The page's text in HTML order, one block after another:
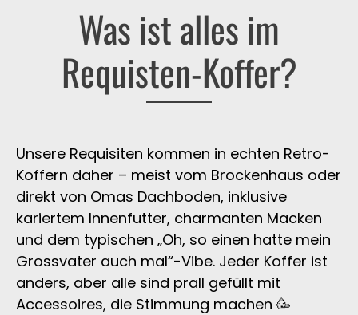
Was ist alles im
Requisten-Koffer?
Unsere Requisiten kommen in echten Retro-
Koffern daher – meist vom Brockenhaus oder
direkt von Omas Dachboden, inklusive
kariertem Innenfutter, charmanten Macken
und dem typischen „Oh, so einen hatte mein
Grossvater auch mal“-Vibe. Jeder Koffer ist
anders, aber alle sind prall gefüllt mit
Accessoires, die Stimmung machen 🥳